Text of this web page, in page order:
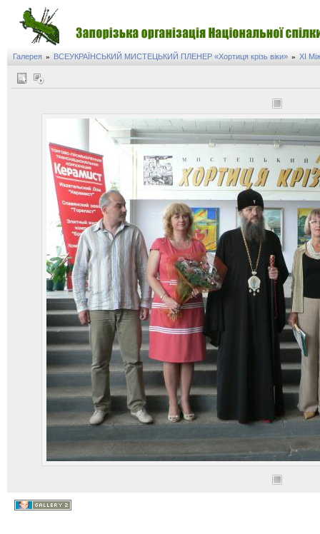
Галерея » ВСЕУКРАЇНСЬКИЙ МИСТЕЦЬКИЙ ПЛЕНЕР «Хортиця крізь віки» » XI